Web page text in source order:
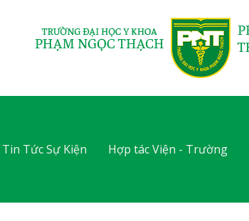
Tin Tức Sự Kiện Hợp tác Viện - Trường